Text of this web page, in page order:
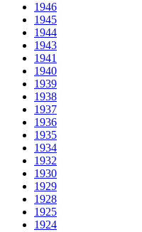
1946
1945
1944
1943
1941
1940
1939
1938
1937
1936
1935
1934
1932
1930
1929
1928
1925
1924